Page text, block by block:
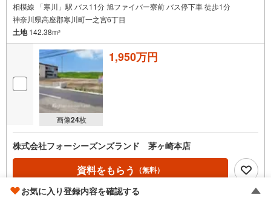
相模線 「寒川」駅 バス11分 旭ファイバー寮前 バス停下車 徒歩1分
神奈川県高座郡寒川町一之宮6丁目
土地142.38m2
画像24枚
1,950万円
株式会社フォーシーズンズランド 茅ヶ崎本店
資料をもらう （無料）
電話する
お気に入り登録内容を確認する